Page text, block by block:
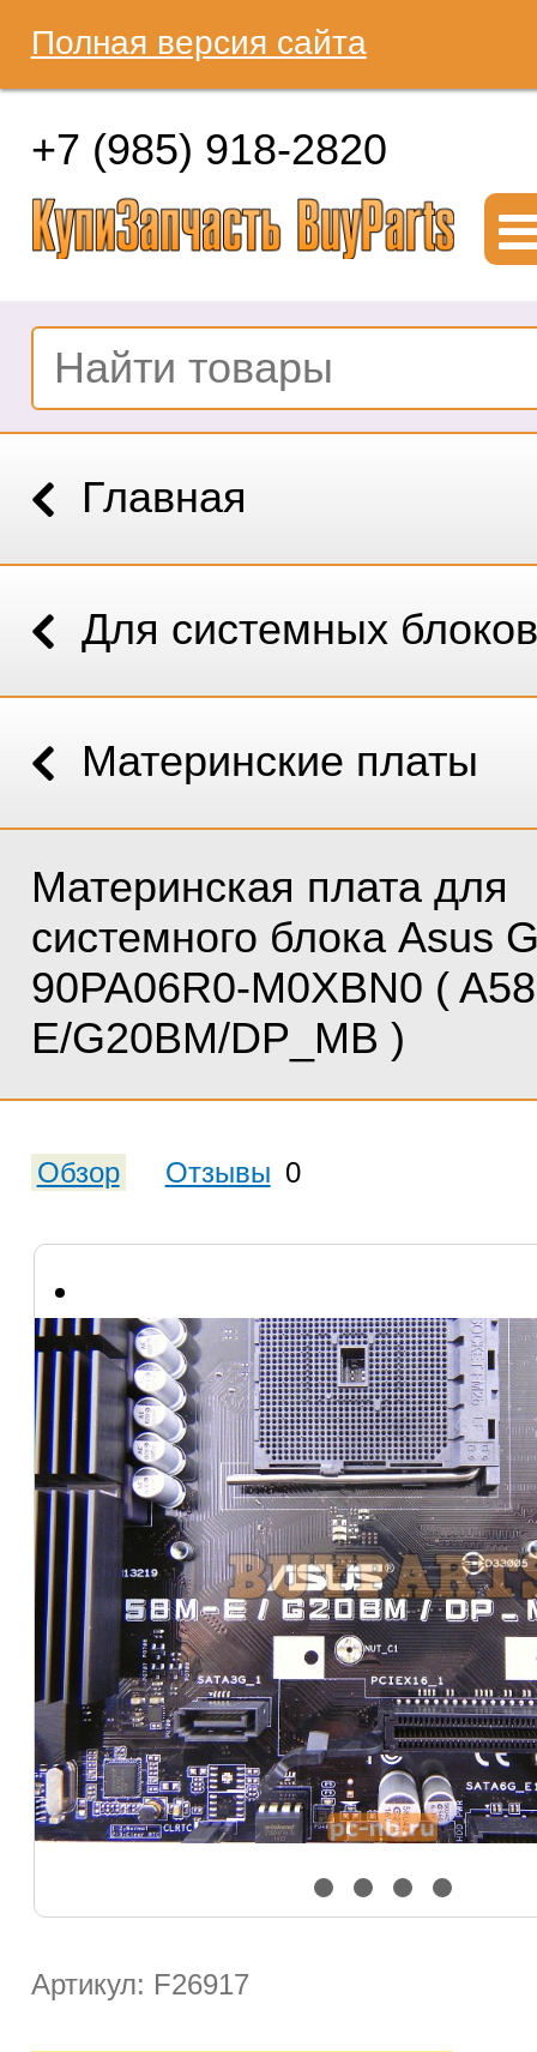
Полная версия сайта
+7 (985) 918-2820
Главная
Для системных
Материнские платы
Материнская плата для
системного блока Asus
90PA06R0-M0XBN0 (
E/G20BM/DP_MB )
Обзор Отзывы 0
Артикул: F26917